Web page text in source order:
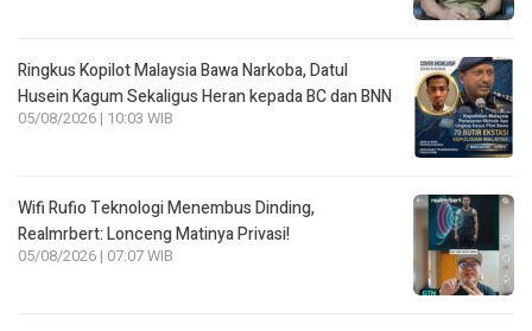
Ringkus Kopilot Malaysia Bawa Narkoba, Datul
Husein Kagum Sekaligus Heran kepada BC dan BNN
05/08/2026 | 10:03 WIB
Wifi Rufio Teknologi Menembus Dinding,
Realmrbert: Lonceng Matinya Privasi!
05/08/2026 | 07:07 WIB